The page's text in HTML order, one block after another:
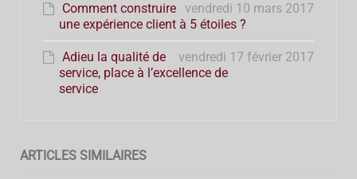
vendredi 10 mars 2017
Comment construire
une expérience client à 5 étoiles ?
vendredi 17 février 2017
Adieu la qualité de
service, place à l’excellence de
service
ARTICLES SIMILAIRES